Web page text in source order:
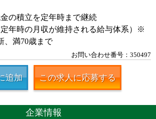
の積立を定年時まで継続
年時の月収が維持される給与体系）※
、満70歳まで
お問い合わせ番号：350497
追加 この求人に応募する
企業情報